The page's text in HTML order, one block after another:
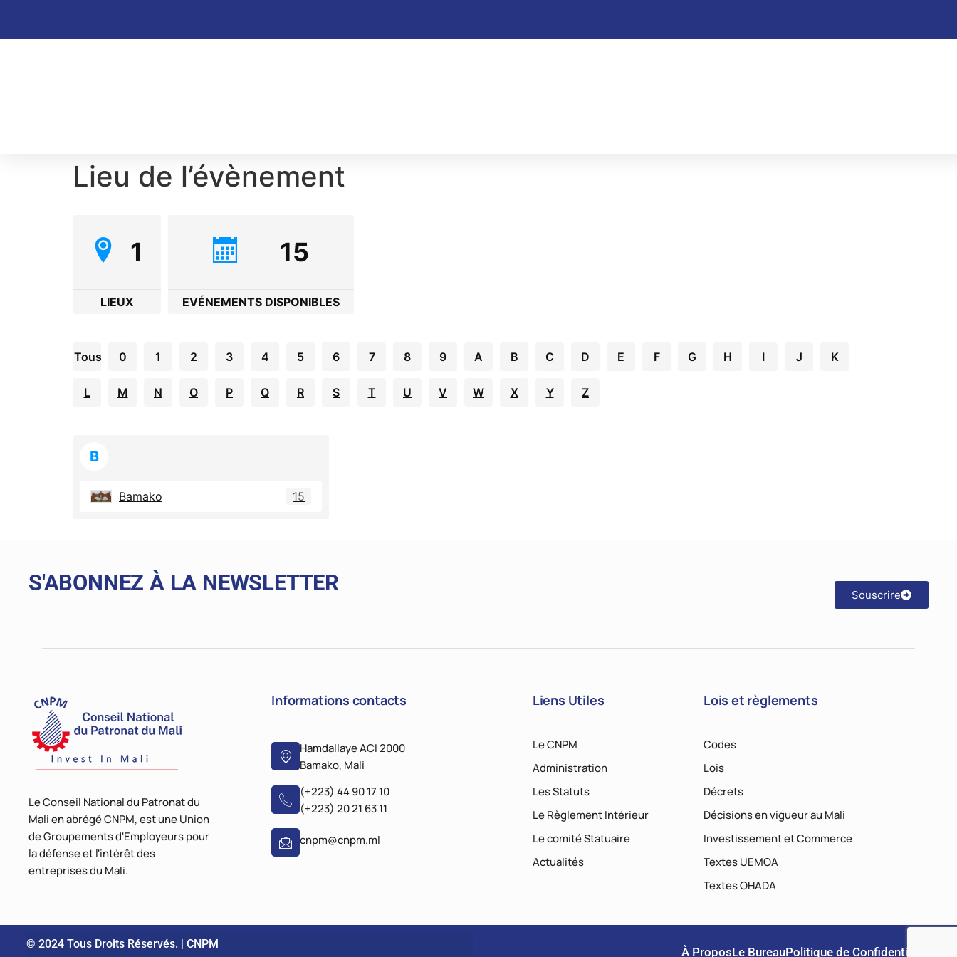
Lieu de l’évènement
1
LIEUX
15
EVÉNEMENTS DISPONIBLES
Tous 0 1 2 3 4 5 6 7 8 9 A B C D E F G H I J K
L M N O P Q R S T U V W X Y Z
B
Bamako 15
S'ABONNEZ À LA NEWSLETTER Souscrire
Le Conseil National du Patronat du
Mali en abrégé CNPM, est une Union
de Groupements d'Employeurs pour
la défense et l'intérêt des
entreprises du Mali.
Informations contacts
Hamdallaye ACI 2000
Bamako, Mali
(+223) 44 90 17 10
(+223) 20 21 63 11
cnpm@cnpm.ml
Liens Utiles
Le CNPM
Administration
Les Statuts
Le Règlement Intérieur
Le comité Statuaire
Actualités
Lois et règlements
Codes
Lois
Décrets
Décisions en vigueur au Mali
Investissement et Commerce
Textes UEMOA
Textes OHADA
© 2024 Tous Droits Réservés. | CNPM
À ProposLe BureauPolitique de Confidentialité